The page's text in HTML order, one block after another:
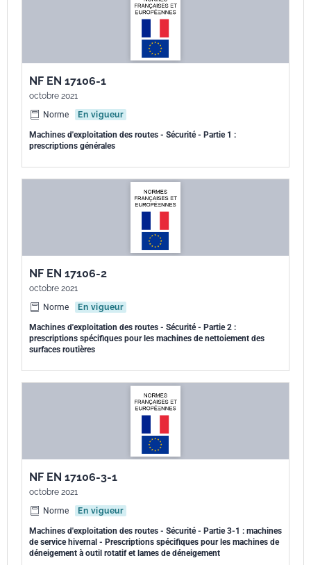
NF EN 17106-1
octobre 2021
Norme
En vigueur
Machines d'exploitation des routes - Sécurité - Partie 1 :
prescriptions générales
NF EN 17106-2
octobre 2021
Norme
En vigueur
Machines d'exploitation des routes - Sécurité - Partie 2 :
prescriptions spécifiques pour les machines de nettoiement des
surfaces routières
NF EN 17106-3-1
octobre 2021
Norme
En vigueur
Machines d'exploitation des routes - Sécurité - Partie 3-1 : machines
de service hivernal - Prescriptions spécifiques pour les machines de
déneigement à outil rotatif et lames de déneigement